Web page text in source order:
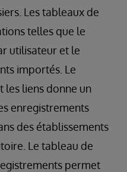
Les tableaux de
telles que le
utilisateur et le
importés. Le
liens donne un
enregistrements
des établissements
Le tableau de
permet